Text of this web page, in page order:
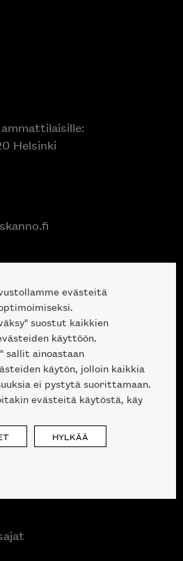
Helsinki
evästeitä
suostut kaikkien
käyttöön.
sallit ainoastaan
käytön, jolloin kaikkia
ei pystytä suorittamaan.
evästeitä käytöstä, käy
HYLKÄÄ